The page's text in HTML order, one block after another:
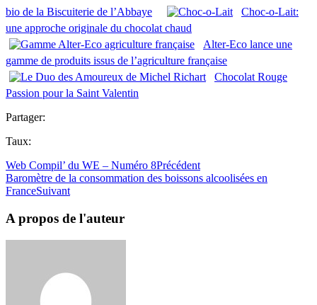
bio de la Biscuiterie de l’Abbaye
Choc-o-Lait:
une approche originale du chocolat chaud
Alter-Eco lance une
gamme de produits issus de l’agriculture française
Chocolat Rouge
Passion pour la Saint Valentin
Partager:
Taux:
Web Compil’ du WE – Numéro 8Précédent
Baromètre de la consommation des boissons alcoolisées en
FranceSuivant
A propos de l'auteur